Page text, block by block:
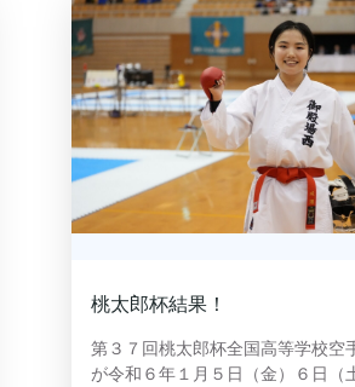
桃太郎杯結果！
第３７回桃太郎杯全国高等学校空
が令和６年１月５日（金）６日（